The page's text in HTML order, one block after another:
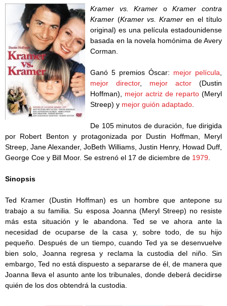
Kramer vs. Kramer oKramer contra
Kramer (Kramer vs. Kramer en el título
original) es una película estadounidense
basada en la novela homónima de Avery
Corman.
Ganó 5 premios Óscar: mejor película
mejor director, mejor actor (Dustin
Hoffman), mejor actriz de reparto (Meryl
Streep) y mejor guión adaptado
De 105 minutos de duración, fue dirigida
por Robert Benton y protagonizada por Dustin Hoffman, Meryl
Streep, Jane Alexander, JoBeth Williams, Justin Henry, Howad Duff,
George Coe y Bill Moor. Se estrenó el 17 de diciembre de 1979
Sinopsis
Ted Kramer (Dustin Hoffman) es un hombre que antepone su
trabajo a su familia. Su esposa Joanna (Meryl Streep) no resiste
más esta situación y le abandona. Ted se ve ahora ante la
necesidad de ocuparse de la casa y, sobre todo, de su hijo
pequeño. Después de un tiempo, cuando Ted ya se desenvuelve
bien solo, Joanna regresa y reclama la custodia del niño. Sin
embargo, Ted no está dispuesto a separarse de él, de manera que
Joanna lleva el asunto ante los tribunales, donde deberá decidirse
quién de los dos obtendrá la custodia.